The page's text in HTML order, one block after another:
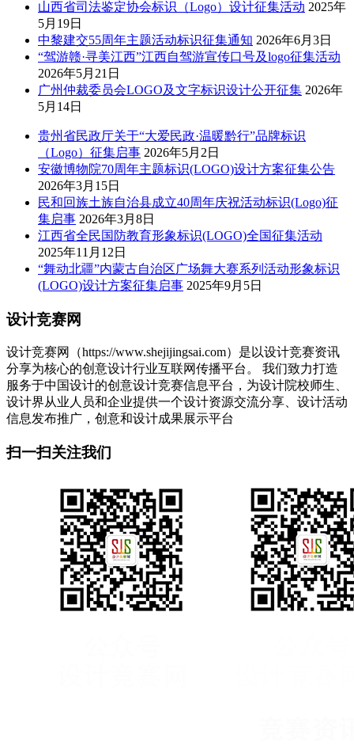
山西省司法鉴定协会标识（Logo）设计征集活动 2025年
5月19日
中黎建交55周年主题活动标识征集通知 2026年6月3日
“驾游赣·寻美江西”江西自驾游宣传口号及logo征集活动
2026年5月21日
广州仲裁委员会LOGO及文字标识设计公开征集 2026年
5月14日
贵州省民政厅关于“大爱民政·温暖黔行”品牌标识
（Logo）征集启事 2026年5月2日
安徽博物院70周年主题标识(LOGO)设计方案征集公告
2026年3月15日
民和回族土族自治县成立40周年庆祝活动标识(Logo)征
集启事 2026年3月8日
江西省全民国防教育形象标识(LOGO)全国征集活动
2025年11月12日
“舞动北疆”内蒙古自治区广场舞大赛系列活动形象标识
(LOGO)设计方案征集启事 2025年9月5日
设计竞赛网
设计竞赛网（https://www.shejijingsai.com）是以设计竞赛资讯
分享为核心的创意设计行业互联网传播平台。 我们致力打造
服务于中国设计的创意设计竞赛信息平台，为设计院校师生、
设计界从业人员和企业提供一个设计资源交流分享、设计活动
信息发布推广，创意和设计成果展示平台
扫一扫关注我们